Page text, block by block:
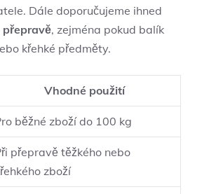
Dále doporučujeme ihned
přepravě, zejména‌ pokud balík‌
křehké předměty.
Vhodné ⁤použití
běžné zboží ​do‍ 100 ⁣kg
⁢přepravě těžkého nebo
zboží